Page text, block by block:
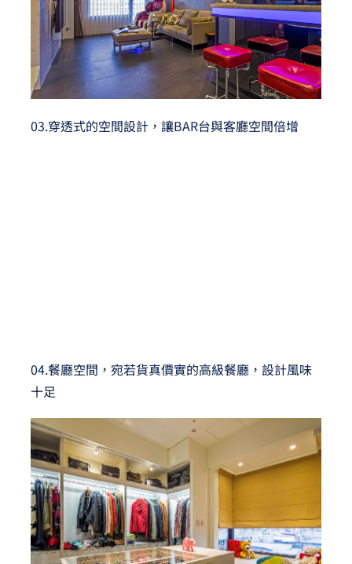
03.穿透式的空間設計，讓BAR台與客廳空間倍增
04.餐廳空間，宛若貨真價實的高級餐廳，設計風味
十足